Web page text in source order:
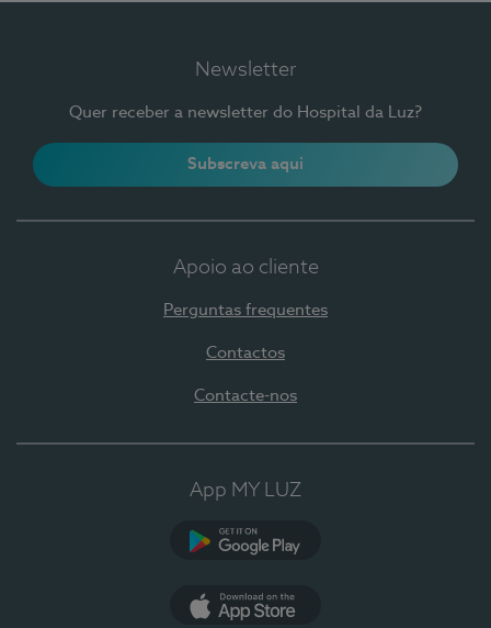
Newsletter
Quer receber a newsletter do Hospital da Luz?
Subscreva aqui
Apoio ao cliente
Perguntas frequentes
Contactos
Contacte-nos
App MY LUZ